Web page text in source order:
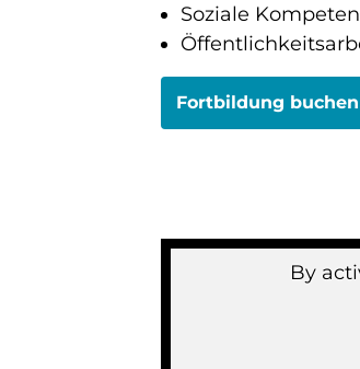
Soziale
Fortbildung buchen
By